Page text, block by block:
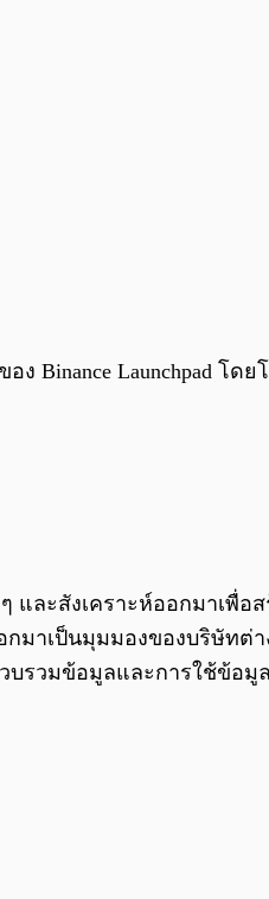
Binance Launchpad โดย
และสังเคราะห์ออกมาเพื่อ
าเป็นมุมมองของบริษัทต่า
บรวมข้อมูลและการใช้ข้อ